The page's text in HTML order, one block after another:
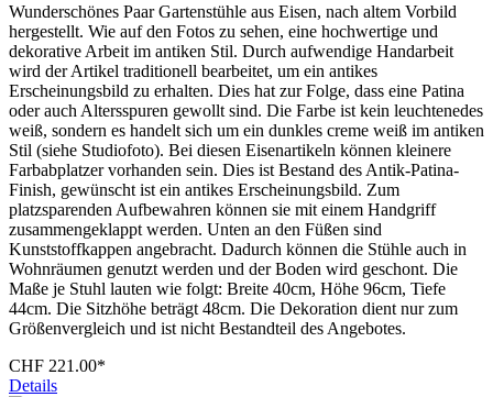
Wunderschönes Paar Gartenstühle aus Eisen, nach altem Vorbild
hergestellt. Wie auf den Fotos zu sehen, eine hochwertige und
dekorative Arbeit im antiken Stil. Durch aufwendige Handarbeit
wird der Artikel traditionell bearbeitet, um ein antikes
Erscheinungsbild zu erhalten. Dies hat zur Folge, dass eine Patina
oder auch Altersspuren gewollt sind. Die Farbe ist kein leuchtenedes
weiß, sondern es handelt sich um ein dunkles creme weiß im antiken
Stil (siehe Studiofoto). Bei diesen Eisenartikeln können kleinere
Farbabplatzer vorhanden sein. Dies ist Bestand des Antik-Patina-
Finish, gewünscht ist ein antikes Erscheinungsbild. Zum
platzsparenden Aufbewahren können sie mit einem Handgriff
zusammengeklappt werden. Unten an den Füßen sind
Kunststoffkappen angebracht. Dadurch können die Stühle auch in
Wohnräumen genutzt werden und der Boden wird geschont. Die
Maße je Stuhl lauten wie folgt: Breite 40cm, Höhe 96cm, Tiefe
44cm. Die Sitzhöhe beträgt 48cm. Die Dekoration dient nur zum
Größenvergleich und ist nicht Bestandteil des Angebotes.
CHF 221.00*
Details